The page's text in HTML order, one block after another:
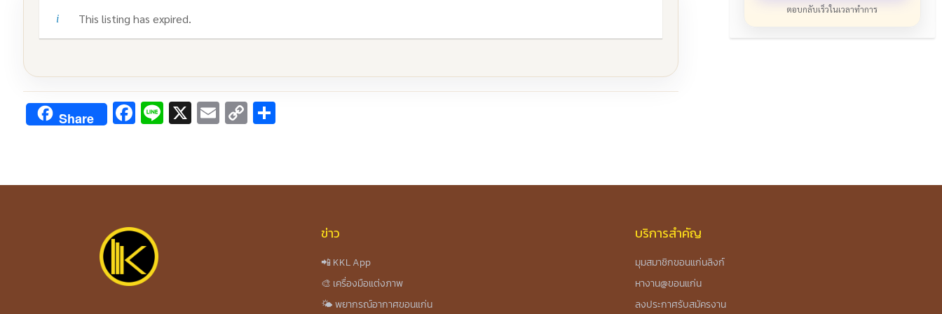
This listing has expired.
Share Facebook
Line
X Email
Copy
ตอบกลับเร็วในเวลาทำการ
ข่าว
📲 KKL App
🎨 เครื่องมือแต่งภาพ
🌤️ พยากรณ์อากาศขอนแก่น
บริการสำคัญ
มุมสมาชิกขอนแก่นลิงก์
หางาน@ขอนแก่น
ลงประกาศรับสมัครงาน